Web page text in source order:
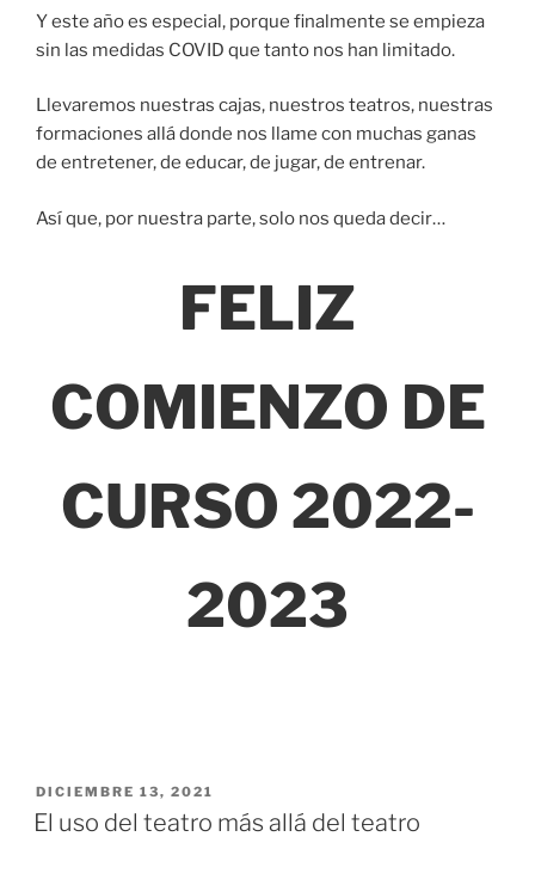
Y este año es especial, porque finalmente se empieza
sin las medidas COVID que tanto nos han limitado.
Llevaremos nuestras cajas, nuestros teatros, nuestras
formaciones allá donde nos llame con muchas ganas
de entretener, de educar, de jugar, de entrenar.
Así que, por nuestra parte, solo nos queda decir…
FELIZ
COMIENZO DE
CURSO 2022-
2023
DICIEMBRE 13, 2021
El uso del teatro más allá del teatro